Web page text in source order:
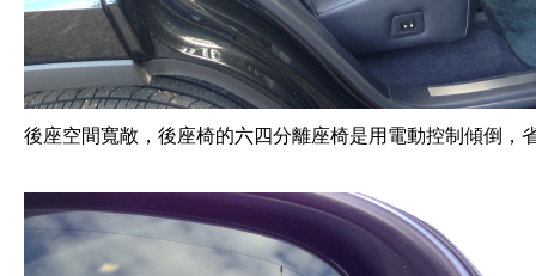
後座空間寬敞，後座椅的六四分離座椅是用電動控制傾倒，